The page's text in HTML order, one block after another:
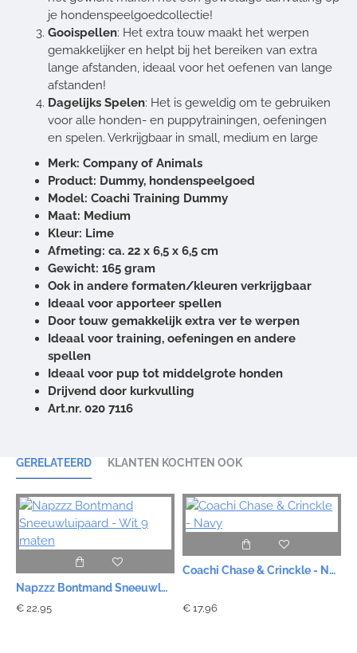
je hondenspeelgoedcollectie!
Gooispellen: Het extra touw maakt het werpen
gemakkelijker en helpt bij het bereiken van extra
lange afstanden, ideaal voor het oefenen van lange
afstanden!
Dagelijks Spelen: Het is geweldig om te gebruiken
voor alle honden- en puppytrainingen, oefeningen
en spelen. Verkrijgbaar in small, medium en large
Merk: Company of Animals
Product: Dummy, hondenspeelgoed
Model: Coachi Training Dummy
Maat: Medium
Kleur: Lime
Afmeting: ca. 22 x 6,5 x 6,5 cm
Gewicht: 165 gram
Ook in andere formaten/kleuren verkrijgbaar
Ideaal voor apporteer spellen
Door touw gemakkelijk extra ver te werpen
Ideaal voor training, oefeningen en andere
spellen
Ideaal voor pup tot middelgrote honden
Drijvend door kurkvulling
Art.nr. 020 7116
GERELATEERD KLANTEN KOCHTEN OOK
Napzzz Bontmand Sneeuwluipaard - Wit 9 maten
€ 22,95
Coachi Chase & Crinckle - Navy
€ 17,96